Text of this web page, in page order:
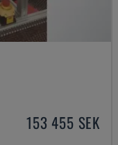
153 455 SEK